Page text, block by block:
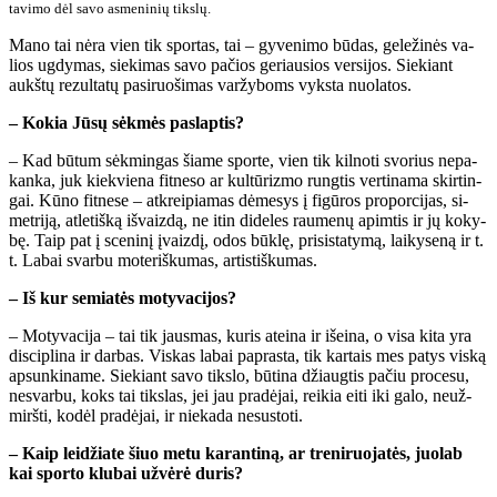
ta­vi­mo dėl sa­vo as­me­ni­nių tiks­lų.
Ma­no tai nė­ra vien tik spor­tas, tai – gy­ve­ni­mo bū­das, ge­le­ži­nės va­
lios ug­dy­mas, sie­ki­mas sa­vo pa­čios ge­riau­sios ver­si­jos. Sie­kiant
aukš­tų re­zul­ta­tų pa­si­ruo­ši­mas var­žy­boms vyks­ta nuo­la­tos.
– Ko­kia Jū­sų sėk­mės pa­slap­tis?
– Kad bū­tum sėk­min­gas šia­me spor­te, vien tik kil­no­ti svo­rius ne­pa­
kan­ka, juk kiek­vie­na fit­ne­so ar kul­tū­riz­mo rung­tis ver­ti­na­ma skir­tin­
gai. Kū­no fit­ne­se – at­krei­pia­mas dė­me­sys į fi­gū­ros pro­por­ci­jas, si­
met­ri­ją, at­le­tiš­ką iš­vaiz­dą, ne itin di­de­les rau­me­nų ap­im­tis ir jų ko­ky­
bę. Taip pat į sce­ni­nį įvaiz­dį, odos būk­lę, pri­sis­ta­ty­mą, lai­ky­se­ną ir t.
t. La­bai svar­bu mo­te­riš­ku­mas, ar­tis­tiš­ku­mas.
– Iš kur se­mia­tės mo­ty­va­ci­jos?
– Mo­ty­va­ci­ja – tai tik jaus­mas, ku­ris at­ei­na ir iš­ei­na, o vi­sa ki­ta yra
dis­cip­li­na ir dar­bas. Vis­kas la­bai pa­pras­ta, tik kar­tais mes pa­tys vis­ką
ap­sun­ki­na­me. Sie­kiant sa­vo tiks­lo, bū­ti­na džiaug­tis pa­čiu pro­ce­su,
ne­svar­bu, koks tai tiks­las, jei jau pra­dė­jai, rei­kia ei­ti iki ga­lo, ne­už­
mirš­ti, ko­dėl pra­dė­jai, ir nie­ka­da ne­su­sto­ti.
– Kaip lei­džia­te šiuo me­tu ka­ran­ti­ną, ar tre­ni­ruo­ja­tės, juo­lab
kai spor­to klu­bai už­vė­rė du­ris?